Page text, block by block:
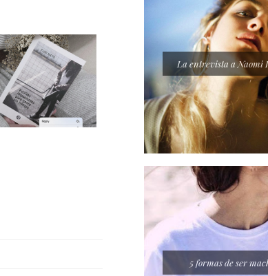
Más cronopio
La entrevista a Naomi
5 formas de ser